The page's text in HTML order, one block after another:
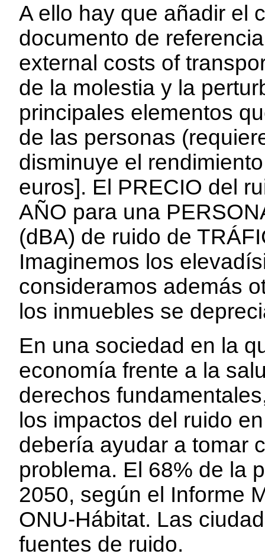
A ello hay que añadir el
documento de
external costs of
de la molestia y la
principales elementos
de las personas
disminuye el
euros]. El PRECIO del
AÑO para una
(dBA) de ruido de
Imaginemos los
consideramos además
los inmuebles se
En una sociedad en la
economía frente a la
derechos
los impactos del ruido
debería ayudar a tomar
problema. El 68% de la
2050, según el Informe
ONU-Hábitat. Las
fuentes de ruido.